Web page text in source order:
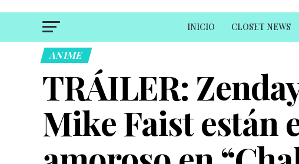
INICIO CLOSET NEWS
ANIME
TRÁILER:
Mike Faist están